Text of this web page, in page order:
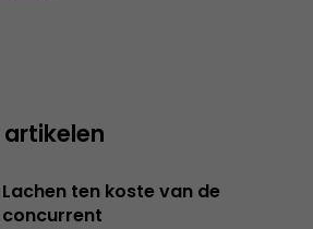
Lachen ten koste van de
concurrent